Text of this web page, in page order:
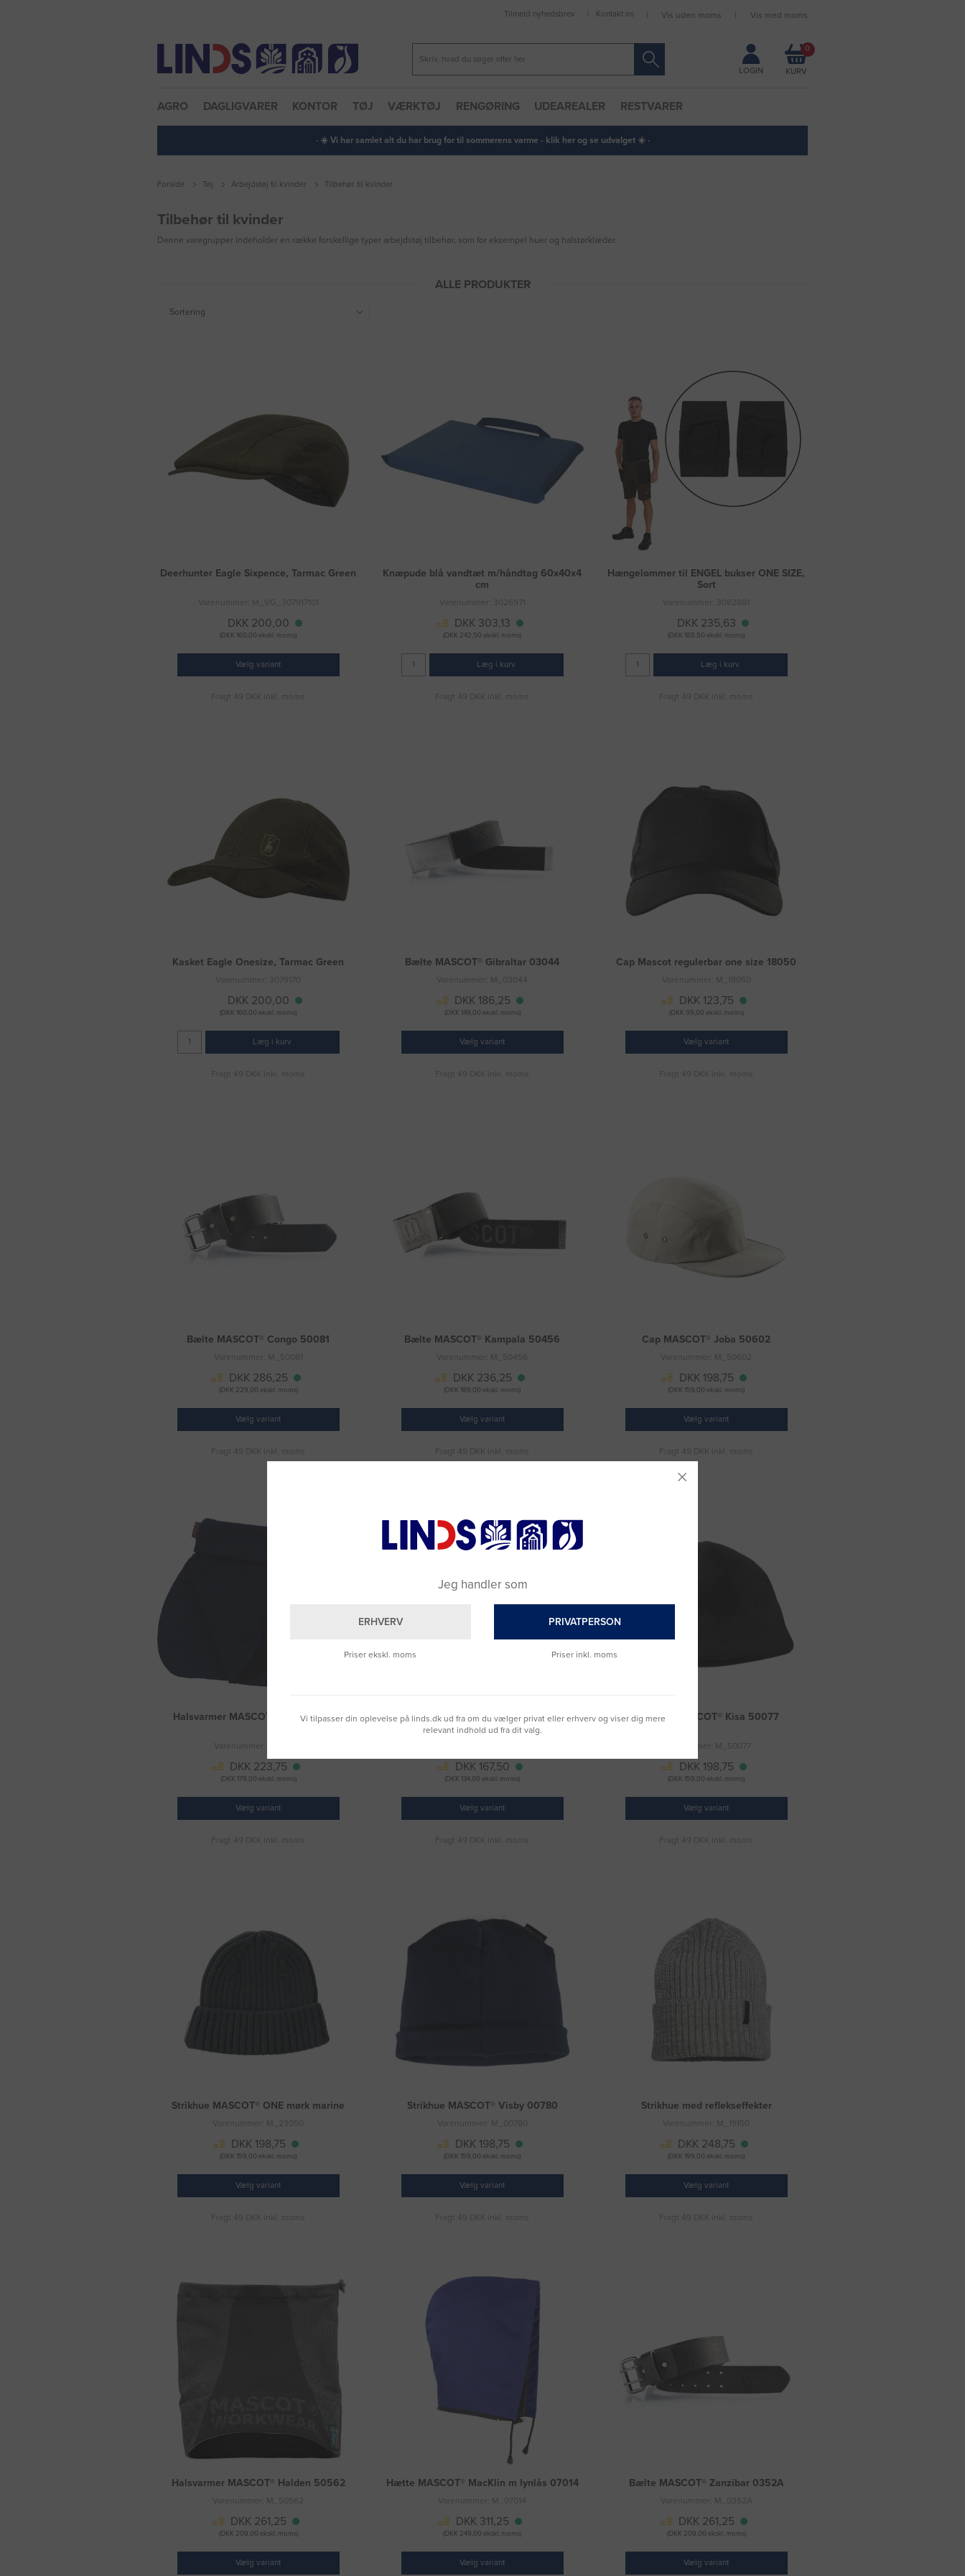
Forbliv logget ind
Tilmeld nyhedsbrev Kontakt os Vis uden moms Vis med moms
LOGIN
0
AGRO DAGLIGVARER KONTOR TØJ VÆRKTØJ RENGØRING UDEAREALER RESTVARER
· ☀️ Vi har samlet alt du har brug for til sommerens varme - klik her og se udvalget ☀️ ·
Forside Tøj Arbejdstøj til kvinder Tilbehør til kvinder
Tilbehør til kvinder
Denne varegrupper indeholder en række forskellige typer arbejdstøj tilbehør, som for eksempel huer og halstørklæder.
ALLE PRODUKTER
Sortering
Deerhunter Eagle Sixpence, Tarmac Green
Varenummer: M_VG_307917101
DKK 200,00
(DKK 160,00 ekskl. moms)
Vælg variant
Fragt 49 DKK inkl. moms
Knæpude blå vandtæt m/håndtag 60x40x4
cm
Varenummer: 3026971
DKK 303,13
(DKK 242,50 ekskl. moms)
Læg i kurv
Fragt 49 DKK inkl. moms
Hængelommer til ENGEL bukser ONE SIZE,
Sort
Varenummer: 3082881
DKK 235,63
(DKK 188,50 ekskl. moms)
Læg i kurv
Fragt 49 DKK inkl. moms
Kasket Eagle Onesize, Tarmac Green
Varenummer: 3079170
DKK 200,00
(DKK 160,00 ekskl. moms)
Læg i kurv
Fragt 49 DKK inkl. moms
Bælte MASCOT® Gibraltar 03044
Varenummer: M_03044
DKK 186,25
(DKK 149,00 ekskl. moms)
Vælg variant
Fragt 49 DKK inkl. moms
Cap Mascot regulerbar one size 18050
Varenummer: M_18050
DKK 123,75
(DKK 99,00 ekskl. moms)
Vælg variant
Fragt 49 DKK inkl. moms
Bælte MASCOT® Congo 50081
Varenummer: M_50081
DKK 286,25
(DKK 229,00 ekskl. moms)
Vælg variant
Fragt 49 DKK inkl. moms
Bælte MASCOT® Kampala 50456
Varenummer: M_50456
DKK 236,25
(DKK 189,00 ekskl. moms)
Vælg variant
Fragt 49 DKK inkl. moms
Cap MASCOT® Joba 50602
Varenummer: M_50602
DKK 198,75
(DKK 159,00 ekskl. moms)
Vælg variant
Fragt 49 DKK inkl. moms
Halsvarmer MASCOT® Kalmar 00781
Varenummer: M_00781
DKK 223,75
(DKK 179,00 ekskl. moms)
Vælg variant
Fragt 49 DKK inkl. moms
Strikhue MASCOT® Complete one size sort
18150
DKK 167,50
(DKK 134,00 ekskl. moms)
Vælg variant
Fragt 49 DKK inkl. moms
Strikhue MASCOT® Kisa 50077
Varenummer: M_50077
DKK 198,75
(DKK 159,00 ekskl. moms)
Vælg variant
Fragt 49 DKK inkl. moms
Strikhue MASCOT® ONE mørk marine
Varenummer: M_23050
DKK 198,75
(DKK 159,00 ekskl. moms)
Vælg variant
Fragt 49 DKK inkl. moms
Strikhue MASCOT® Visby 00780
Varenummer: M_00780
DKK 198,75
(DKK 159,00 ekskl. moms)
Vælg variant
Fragt 49 DKK inkl. moms
Strikhue med reflekseffekter
Varenummer: M_19150
DKK 248,75
(DKK 199,00 ekskl. moms)
Vælg variant
Fragt 49 DKK inkl. moms
Halsvarmer MASCOT® Halden 50562
Varenummer: M_50562
DKK 261,25
(DKK 209,00 ekskl. moms)
Vælg variant
Hætte MASCOT® MacKlin m lynlås 07014
Varenummer: M_07014
DKK 311,25
(DKK 249,00 ekskl. moms)
Vælg variant
Bælte MASCOT® Zanzibar 0352A
Varenummer: M_0352A
DKK 261,25
(DKK 209,00 ekskl. moms)
Vælg variant
Jeg handler som
ERHVERV
Priser ekskl. moms
PRIVATPERSON
Priser inkl. moms
Vi tilpasser din oplevelse på linds.dk ud fra om du vælger privat eller erhverv og viser dig mere
relevant indhold ud fra dit valg.